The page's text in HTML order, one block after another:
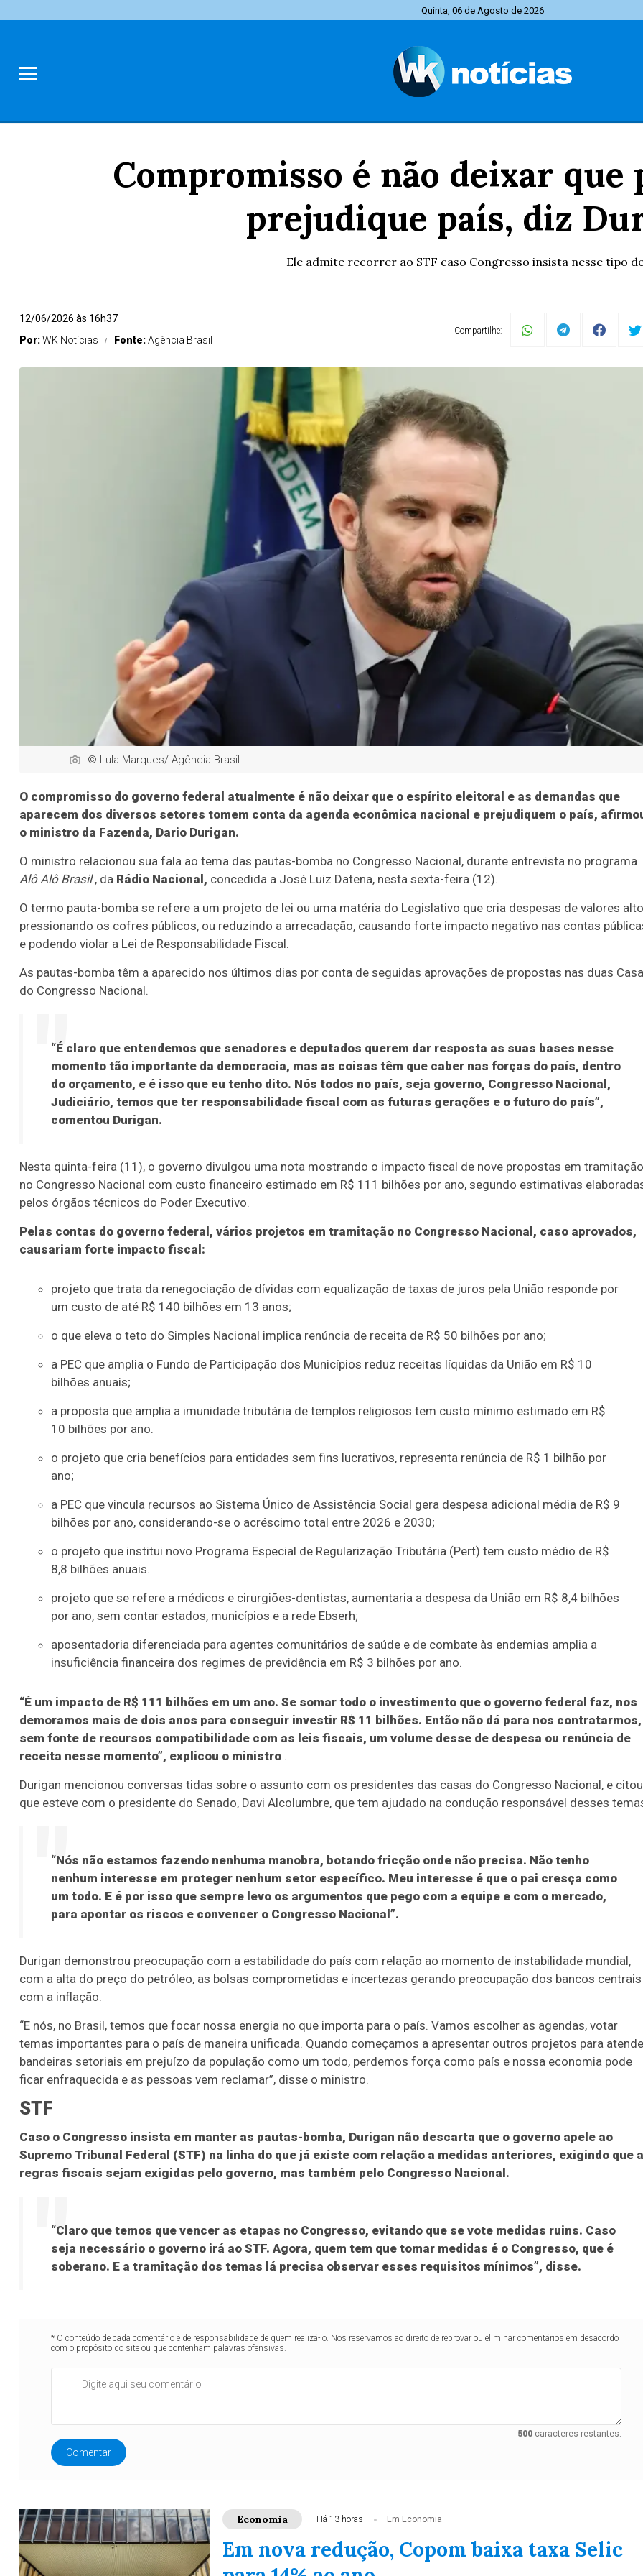
Quinta, 06 de Agosto de 2026
Compromisso é não deixar que
prejudique país, diz
Ele admite recorrer ao STF caso Congresso insista nesse tipo
12/06/2026 às 16h37
Por:WK Notícias Fonte:Agência Brasil
Compartilhe:
© Lula Marques/ Agência Brasil.
O compromisso do governo federal atualmente é não deixar que o espírito eleitoral e as demandas que
aparecem dos diversos setores tomem conta da agenda econômica nacional e prejudiquem o país,
o ministro da Fazenda, Dario Durigan.
O ministro relacionou sua fala ao tema das pautas-bomba no Congresso Nacional, durante entrevista no programa
Alô Alô Brasil, da Rádio Nacional, concedida a José Luiz Datena, nesta sexta-feira (12).
O termo pauta-bomba se refere a um projeto de lei ou uma matéria do Legislativo que cria despesas de valores
pressionando os cofres públicos, ou reduzindo a arrecadação, causando forte impacto negativo nas contas
e podendo violar a Lei de Responsabilidade Fiscal.
As pautas-bomba têm a aparecido nos últimos dias por conta de seguidas aprovações de propostas nas duas
do Congresso Nacional.
“É claro que entendemos que senadores e deputados querem dar resposta as suas bases nesse
momento tão importante da democracia, mas as coisas têm que caber nas forças do país, dentro
do orçamento, e é isso que eu tenho dito. Nós todos no país, seja governo, Congresso Nacional,
Judiciário, temos que ter responsabilidade fiscal com as futuras gerações e o futuro do país”,
comentou Durigan.
Nesta quinta-feira (11), o governo divulgou uma nota mostrando o impacto fiscal de nove propostas em tramitação
no Congresso Nacional com custo financeiro estimado em R$ 111 bilhões por ano, segundo estimativas
pelos órgãos técnicos do Poder Executivo.
Pelas contas do governo federal, vários projetos em tramitação no Congresso Nacional, caso aprovados,
causariam forte impacto fiscal:
projeto que trata da renegociação de dívidas com equalização de taxas de juros pela União responde por
um custo de até R$ 140 bilhões em 13 anos;
o que eleva o teto do Simples Nacional implica renúncia de receita de R$ 50 bilhões por ano;
a PEC que amplia o Fundo de Participação dos Municípios reduz receitas líquidas da União em R$ 10
bilhões anuais;
a proposta que amplia a imunidade tributária de templos religiosos tem custo mínimo estimado em R$
10 bilhões por ano.
o projeto que cria benefícios para entidades sem fins lucrativos, representa renúncia de R$ 1 bilhão por
ano;
a PEC que vincula recursos ao Sistema Único de Assistência Social gera despesa adicional média de R$ 9
bilhões por ano, considerando-se o acréscimo total entre 2026 e 2030;
o projeto que institui novo Programa Especial de Regularização Tributária (Pert) tem custo médio de R$
8,8 bilhões anuais.
projeto que se refere a médicos e cirurgiões-dentistas, aumentaria a despesa da União em R$ 8,4 bilhões
por ano, sem contar estados, municípios e a rede Ebserh;
aposentadoria diferenciada para agentes comunitários de saúde e de combate às endemias amplia a
insuficiência financeira dos regimes de previdência em R$ 3 bilhões por ano.
“É um impacto de R$ 111 bilhões em um ano. Se somar todo o investimento que o governo federal faz, nos
demoramos mais de dois anos para conseguir investir R$ 11 bilhões. Então não dá para nos contratarmos,
sem fonte de recursos compatibilidade com as leis fiscais, um volume desse de despesa ou renúncia de
receita nesse momento”, explicou o ministro .
Durigan mencionou conversas tidas sobre o assunto com os presidentes das casas do Congresso Nacional, e citou
que esteve com o presidente do Senado, Davi Alcolumbre, que tem ajudado na condução responsável desses
“Nós não estamos fazendo nenhuma manobra, botando fricção onde não precisa. Não tenho
nenhum interesse em proteger nenhum setor específico. Meu interesse é que o pai cresça como
um todo. E é por isso que sempre levo os argumentos que pego com a equipe e com o mercado,
para apontar os riscos e convencer o Congresso Nacional”.
Durigan demonstrou preocupação com a estabilidade do país com relação ao momento de instabilidade mundial,
com a alta do preço do petróleo, as bolsas comprometidas e incertezas gerando preocupação dos bancos centrais
com a inflação.
“E nós, no Brasil, temos que focar nossa energia no que importa para o país. Vamos escolher as agendas, votar
temas importantes para o país de maneira unificada. Quando começamos a apresentar outros projetos para
bandeiras setoriais em prejuízo da população como um todo, perdemos força como país e nossa economia pode
ficar enfraquecida e as pessoas vem reclamar”, disse o ministro.
STF
Caso o Congresso insista em manter as pautas-bomba, Durigan não descarta que o governo apele ao
Supremo Tribunal Federal (STF) na linha do que já existe com relação a medidas anteriores, exigindo que
regras fiscais sejam exigidas pelo governo, mas também pelo Congresso Nacional.
“Claro que temos que vencer as etapas no Congresso, evitando que se vote medidas ruins. Caso
seja necessário o governo irá ao STF. Agora, quem tem que tomar medidas é o Congresso, que é
soberano. E a tramitação dos temas lá precisa observar esses requisitos mínimos”, disse.
* O conteúdo de cada comentário é de responsabilidade de quem realizá-lo. Nos reservamos ao direito de reprovar ou eliminar comentários em desacordo
com o propósito do site ou que contenham palavras ofensivas.
500caracteres restantes.
Comentar
Economia Há 13 horas Em Economia
Em nova redução, Copom baixa taxa Selic